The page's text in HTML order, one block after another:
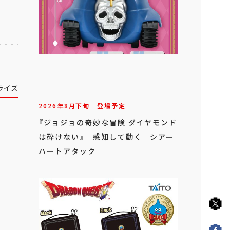
イズ
2026年8月下旬 登場予定
『ジョジョの奇妙な冒険 ダイヤモンド
は砕けない』 感知して動く シアー
ハートアタック